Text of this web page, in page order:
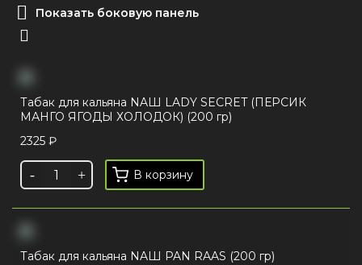
Показать боковую панель
Табак для кальяна NAШ LADY SECRET (ПЕРСИК
МАНГО ЯГОДЫ ХОЛОДОК) (200 гр)
2325 ₽
В корзину
Табак для кальяна NAШ PAN RAAS (200 гр)